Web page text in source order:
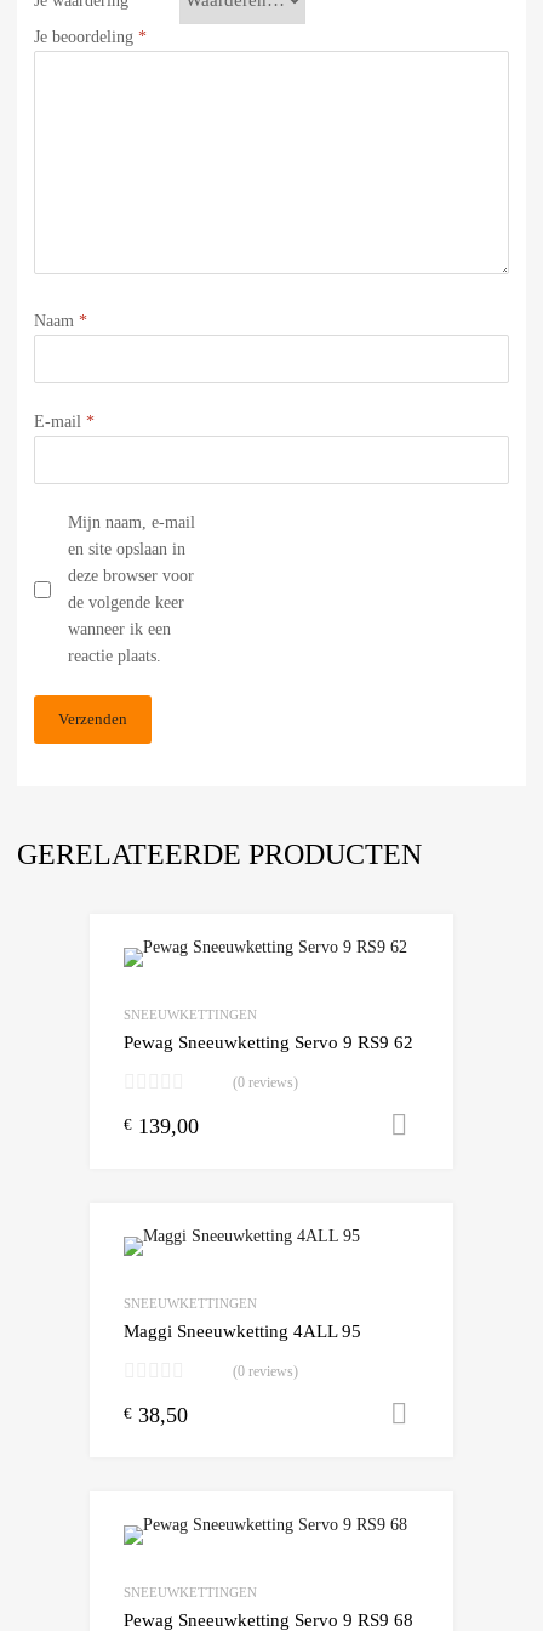
Je beoordeling *
Naam *
E-mail *
Mijn naam, e-mail
en site opslaan in
deze browser voor
de volgende keer
wanneer ik een
reactie plaats.
GERELATEERDE PRODUCTEN
SNEEUWKETTINGEN
Pewag Sneeuwketting Servo 9 RS9 62
(0 reviews)
€ 139,00
SNEEUWKETTINGEN
Maggi Sneeuwketting 4ALL 95
(0 reviews)
€ 38,50
SNEEUWKETTINGEN
Pewag Sneeuwketting Servo 9 RS9 68